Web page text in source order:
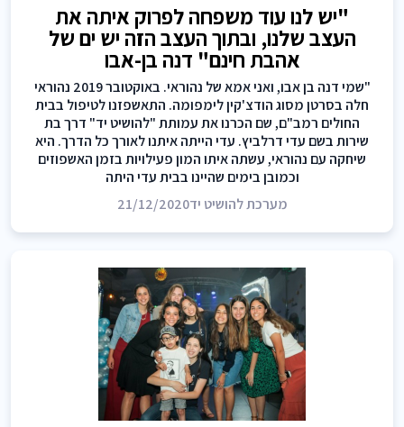
"יש לנו עוד משפחה לפרוק איתה את
העצב שלנו, ובתוך העצב הזה יש ים של
אהבת חינם" דנה בן-אבו
"שמי דנה בן אבו, ואני אמא של נהוראי. באוקטובר 2019 נהוראי
חלה בסרטן מסוג הודצ'קין לימפומה. התאשפזנו לטיפול בבית
החולים רמב"ם, שם הכרנו את עמותת "להושיט יד" דרך בת
שירות בשם עדי דרלביץ. עדי הייתה איתנו לאורך כל הדרך. היא
שיחקה עם נהוראי, עשתה איתו המון פעילויות בזמן האשפוזים
וכמובן בימים שהיינו בבית עדי היתה
מערכת להושיט יד21/12/2020